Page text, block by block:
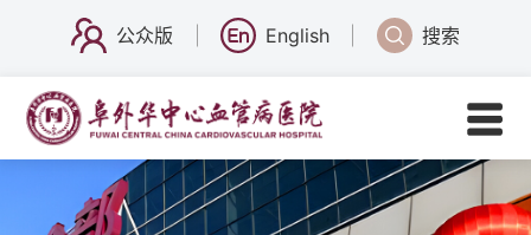
公众版 English 搜索